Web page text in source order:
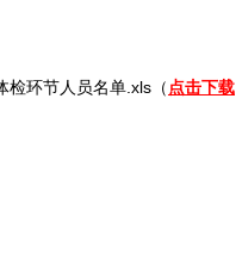
检环节人员名单.xls（ 点击下载